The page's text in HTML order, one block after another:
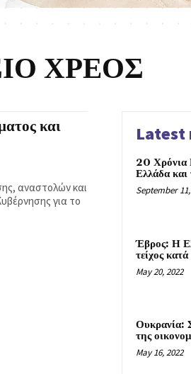
ΧΡΕΟΣ
και
αναστολών και
για το
Latest
20 Χρόνια
Ελλάδα
September
Έβρος: Η
τείχος
May 20, 2022
Ουκρανία:
της
May 16, 2022